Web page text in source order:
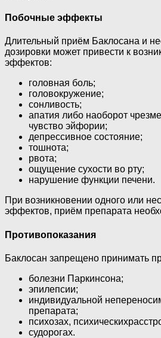
Побочные эффекты
Длительный приём Баклосана и
дозировки может привести к
эффектов:
головная боль;
головокружение;
сонливость;
апатия либо наоборот
чувство эйфории;
депрессивное состояние;
тошнота;
рвота;
ощущение сухости во рту;
нарушение функции печени.
При возникновении одного или
эффектов, приём препарата
Противопоказания
Баклосан запрещено принимать
болезни Паркинсона;
эпилепсии;
индивидуальной
препарата;
психозах,
судорогах.